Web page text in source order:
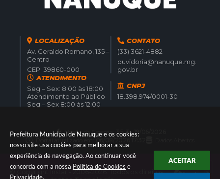
Prefeitura Municipal de Nanuque e os cookies:
nosso site usa cookies para melhorar a sua
experiência de navegação. Ao continuar você
concorda com a nossa Política de Cookies e
Privacidade.
ACEITAR
LOCALIZAÇÃO
Av. Geraldo Romano, 135 –
Centro
CEP: 39860-000
CONTATO
(33) 3621-4882
ouvidoria@nanuque.mg.
gov.br
ATENDIMENTO
Seg – Sex: 8:00 às 18:00
Atendimento ao Público
Seg – Sex 8:00 às 12:00
CNPJ
18.398.974/0001-30
Versão do Sistema: 3.5.3 - 19/06/2026
© Copyright Instar - 2006-2026. Todos os direitos